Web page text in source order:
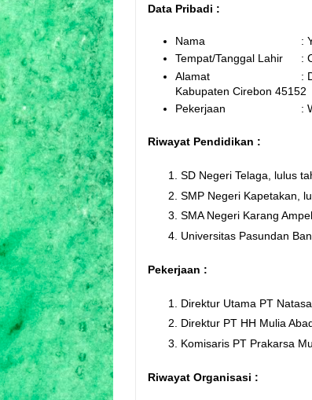
Data Pribadi :
Nama
: Yon
Tempat/Tanggal Lahir
:
Alamat
:
Kabupaten Cirebon 45152
Pekerjaan
:
Riwayat Pendidikan :
SD Negeri Telaga, lulus
SMP Negeri Kapetakan,
SMA Negeri Karang
Universitas Pasundan
Pekerjaan :
Direktur Utama PT
Direktur PT HH Mulia
Komisaris PT Prakarsa
Riwayat Organisasi :